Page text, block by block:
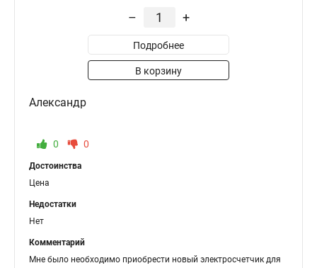
– +
Подробнее
В корзину
Александр
0 0
Достоинства
Цена
Недостатки
Нет
Комментарий
Мне было необходимо приобрести новый электросчетчик для